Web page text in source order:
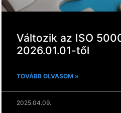
Változik az ISO
2026.01.01-től
TOVÁBB OLVASOM »
2025.04.09.